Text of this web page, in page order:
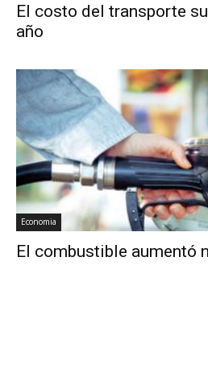
El costo del transporte
año
Economia
El combustible aumentó